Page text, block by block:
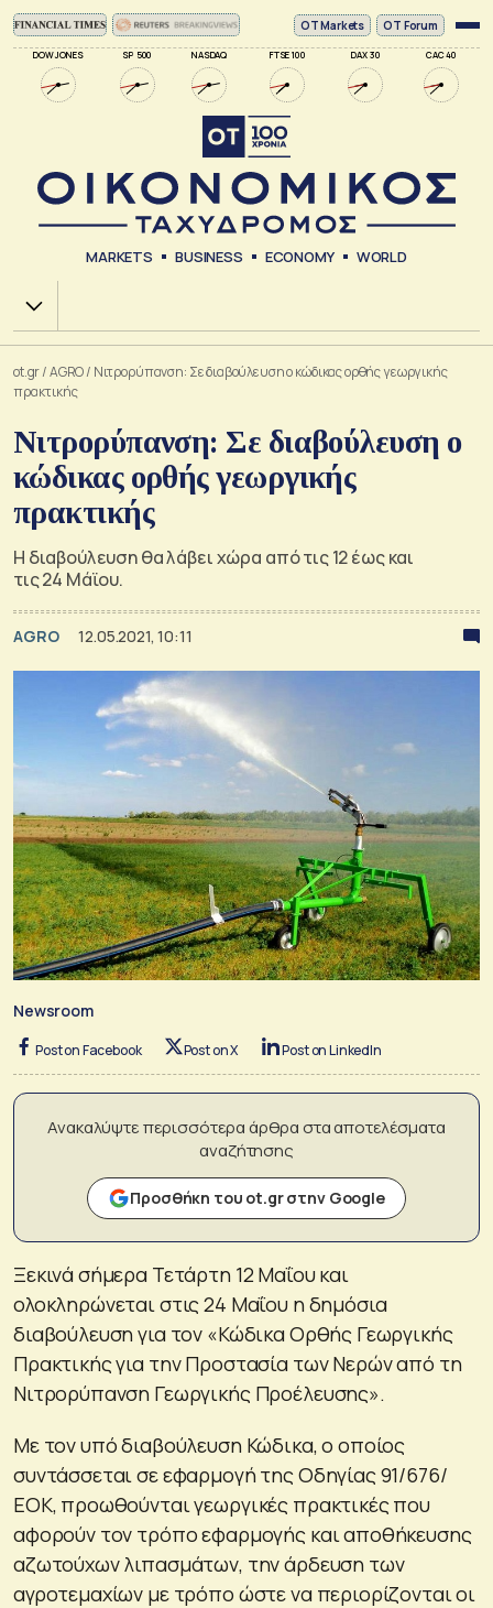
DOW JONES SP 500 NASDAQ FTSE 100 DAX 30 CAC 40
ΟΤ Markets OT Forum
MARKETS BUSINESS ECONOMY WORLD
Χ.Α.
ot.gr/AGRO/ Νιτρορύπανση: Σε διαβούλευση ο κώδικας ορθής γεωργικής
πρακτικής
Νιτρορύπανση: Σε διαβούλευση ο
κώδικας ορθής γεωργικής
πρακτικής
Η διαβούλευση θα λάβει χώρα από τις 12 έως και
τις 24 Μάϊου.
AGRO 12.05.2021, 10:11
Newsroom
Post on Facebook Post on X Post on LinkedIn
Ανακαλύψτε περισσότερα άρθρα στα αποτελέσματα
αναζήτησης
Προσθήκη του ot.gr στην Google
Ξεκινά σήμερα Τετάρτη 12 Μαΐου και
ολοκληρώνεται στις 24 Μαΐου η δημόσια
διαβούλευση για τον «Κώδικα Ορθής Γεωργικής
Πρακτικής για την Προστασία των Νερών από τη
Νιτρορύπανση Γεωργικής Προέλευσης».
Με τον υπό διαβούλευση Κώδικα, ο οποίος
συντάσσεται σε εφαρμογή της Οδηγίας 91/676/
ΕΟΚ, προωθούνται γεωργικές πρακτικές που
αφορούν τον τρόπο εφαρμογής και αποθήκευσης
αζωτούχων λιπασμάτων, την άρδευση των
αγροτεμαχίων με τρόπο ώστε να περιορίζονται οι